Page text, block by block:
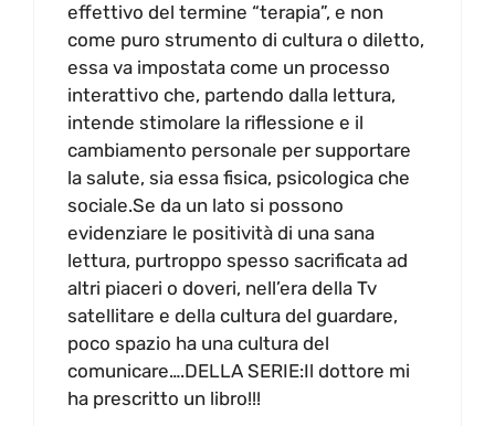
effettivo del termine “terapia”, e non
come puro strumento di cultura o diletto,
essa va impostata come un processo
interattivo che, partendo dalla lettura,
intende stimolare la riflessione e il
cambiamento personale per supportare
la salute, sia essa fisica, psicologica che
sociale.Se da un lato si possono
evidenziare le positività di una sana
lettura, purtroppo spesso sacrificata ad
altri piaceri o doveri, nell’era della Tv
satellitare e della cultura del guardare,
poco spazio ha una cultura del
comunicare….DELLA SERIE:Il dottore mi
ha prescritto un libro!!!